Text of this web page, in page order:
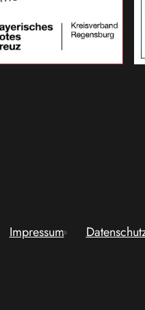
Impressum